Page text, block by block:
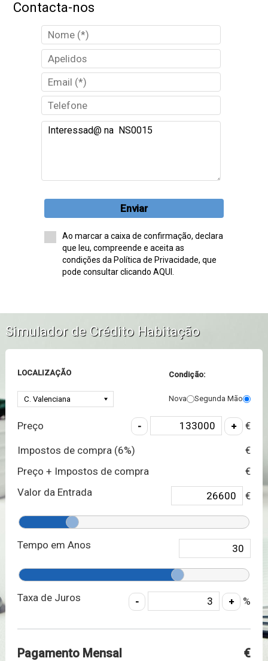
Contacta-nos
Enviar
Ao marcar a caixa de confirmação, declara
que leu, compreende e aceita as
condições da Política de Privacidade, que
pode consultar clicando AQUI.
Simulador de Crédito Habitação
LOCALIZAÇÃO Condição:
Nova Segunda Mão
Preço €
Impostos de compra (6%)
€
Preço + Impostos de compra
€
Valor da Entrada
€
Tempo em Anos
Taxa de Juros %
Pagamento Mensal €